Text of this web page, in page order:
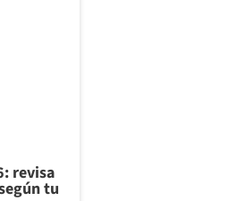
revisa
tu